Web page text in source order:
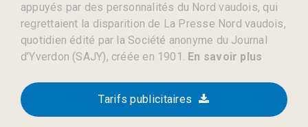
appuyés par des personnalités du Nord vaudois, qui
regrettaient la disparition de La Presse Nord vaudois,
quotidien édité par la Société anonyme du Journal
d’Yverdon (SAJY), créée en 1901. En savoir plus
Tarifs publicitaires